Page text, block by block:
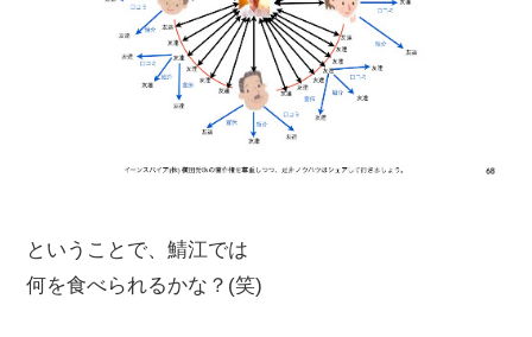
ということで、鯖江では
何を食べられるかな？(笑)